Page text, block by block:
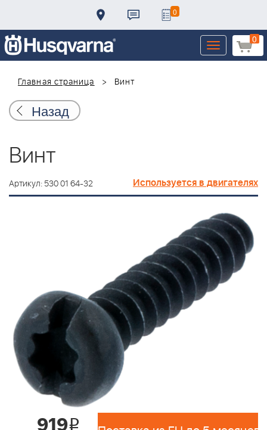
0
0
Toggle
navigation
Главная страница
Винт
Назад
Винт
Артикул: 530 01 64-32 Используется в двигателях
i